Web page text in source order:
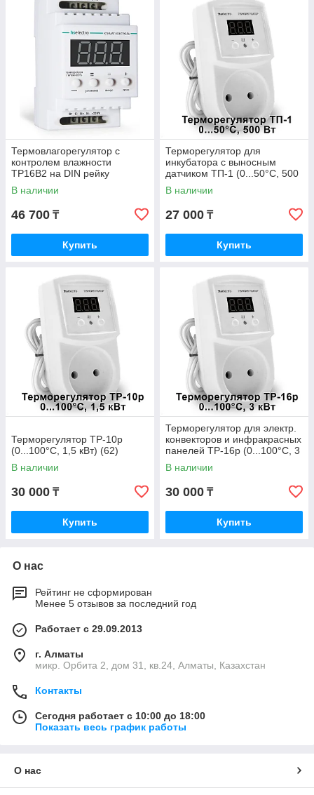
Термовлагорегулятор с
контролем влажности
ТР16В2 на DIN рейку
В наличии
46 700 ₸
Купить
Терморегулятор для
инкубатора с выносным
датчиком ТП-1 (0...50°C, 500
Вт)
В наличии
27 000 ₸
Купить
Терморегулятор ТР-10р
(0...100°C, 1,5 кВт) (62)
В наличии
30 000 ₸
Купить
Терморегулятор для электр.
конвекторов и инфракрасных
панелей ТР-16р (0...100°C, 3
кВт)
В наличии
30 000 ₸
Купить
О нас
Рейтинг не сформирован
Менее 5 отзывов за последний год
Работает с 29.09.2013
г. Алматы
микр. Орбита 2, дом 31, кв.24, Алматы, Казахстан
Контакты
Сегодня работает с 10:00 до 18:00
Показать весь график работы
О нас